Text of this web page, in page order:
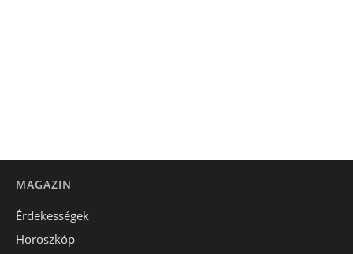
MAGAZIN
Érdekességek
Horoszkóp